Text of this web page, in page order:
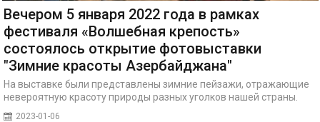
Вечером 5 января 2022 года в рамках
фестиваля «Волшебная крепость»
состоялось открытие фотовыставки
"Зимние красоты Азербайджана"
На выставке были представлены зимние пейзажи, отражающие
невероятную красоту природы разных уголков нашей страны.
2023-01-06